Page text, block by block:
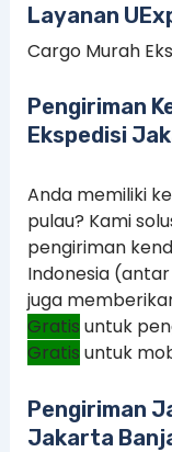
Layanan
Cargo Murah
Pengiriman
Ekspedisi
Anda memiliki
pulau? Kami
pengiriman
Indonesia
juga
Gratis untuk
Gratis untuk
Pengiriman
Jakarta